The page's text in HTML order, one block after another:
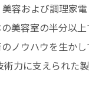
容および調理家
美容室の半分以
ノウハウを生か
力に支えられた製